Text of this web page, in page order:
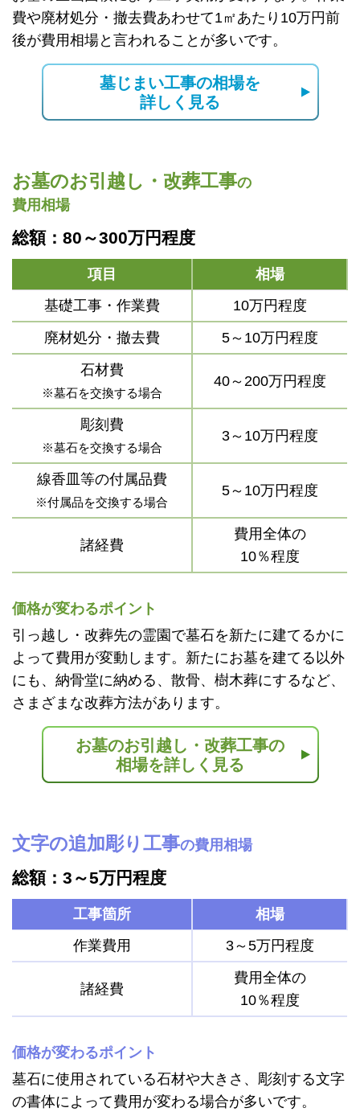
費や廃材処分・撤去費あわせて1㎡あたり10万円前
後が費用相場と言われることが多いです。
墓じまい工事の相場を
詳しく見る
お墓のお引越し・改葬工事の
費用相場
総額：80～300万円程度
項目
相場
基礎工事・作業費
10万円程度
廃材処分・撤去費
5～10万円程度
石材費
※墓石を交換する場合
40～200万円程度
彫刻費
※墓石を交換する場合
3～10万円程度
線香皿等の付属品費
※付属品を交換する場合
5～10万円程度
諸経費
費用全体の
10％程度
価格が変わるポイント
引っ越し・改葬先の霊園で墓石を新たに建てるかに
よって費用が変動します。新たにお墓を建てる以外
にも、納骨堂に納める、散骨、樹木葬にするなど、
さまざまな改葬方法があります。
お墓のお引越し・改葬工事の
相場を詳しく見る
文字の追加彫り工事の費用相場
総額：3～5万円程度
工事箇所
相場
作業費用
3～5万円程度
諸経費
費用全体の
10％程度
価格が変わるポイント
墓石に使用されている石材や大きさ、彫刻する文字
の書体によって費用が変わる場合が多いです。